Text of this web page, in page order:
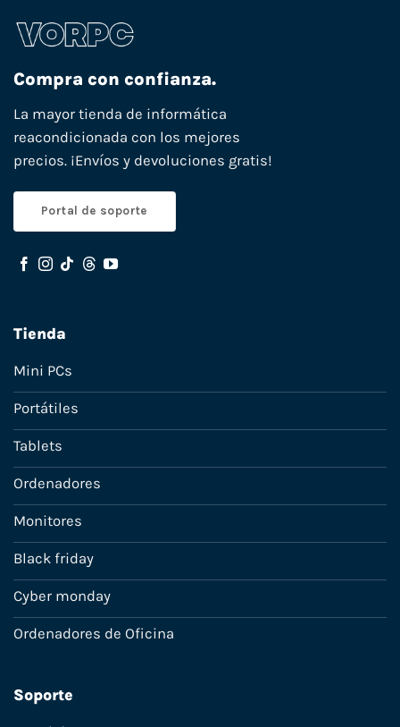
Compra con confianza.
La mayor tienda de informática
reacondicionada con los mejores
precios. ¡Envíos y devoluciones gratis!
Portal de soporte
Tienda
Mini PCs
Portátiles
Tablets
Ordenadores
Monitores
Black friday
Cyber monday
Ordenadores de Oficina
Soporte